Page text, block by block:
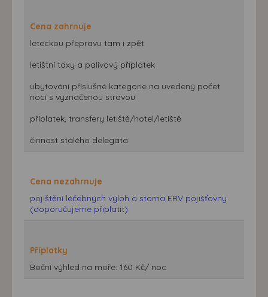
Cena zahrnuje
leteckou přepravu tam i zpět
letištní taxy a palivový příplatek
ubytování příslušné kategorie na uvedený počet
nocí s vyznačenou stravou
příplatek, transfery letiště/hotel/letiště
činnost stálého delegáta
Cena nezahrnuje
pojištění léčebných výloh a storna ERV pojišťovny
(doporučujeme připlatit)
Příplatky
Boční výhled na moře: 160 Kč/ noc